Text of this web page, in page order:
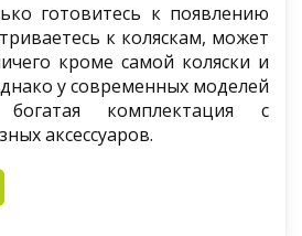
готовитесь к появлению
к коляскам, может
кроме самой коляски и
у современных моделей
комплектация с
аксессуаров.